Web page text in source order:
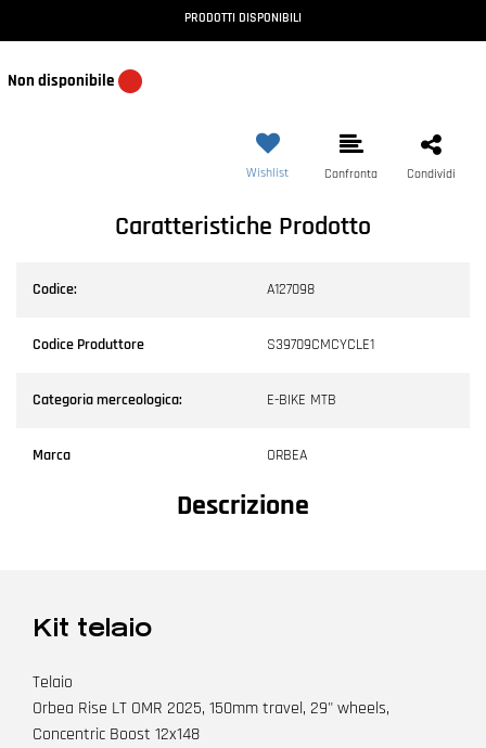
PRODOTTI DISPONIBILI
Non disponibile
Wishlist Confronta Condividi
Caratteristiche Prodotto
Codice: A127098
Codice Produttore S39709CMCYCLE1
Categoria merceologica: E-BIKE MTB
Marca ORBEA
Descrizione
Kit telaio
Telaio
Orbea Rise LT OMR 2025, 150mm travel, 29" wheels,
Concentric Boost 12x148